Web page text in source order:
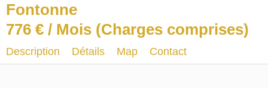
Fontonne
776 € / Mois (Charges comprises)
Description Détails Map Contact